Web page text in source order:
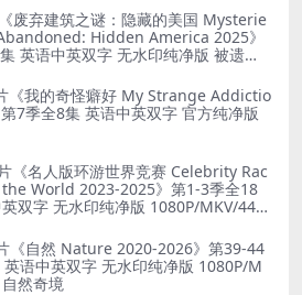
废弃建筑之谜：隐藏的美国 Mysterie
Hidden America 2025》
英语中英双字 无水印纯净版 被遗弃
《我的奇怪癖好 My Strange Addictio
7季全8集 英语中英双字 官方纯净版
《名人版环游世界竞赛 Celebrity Rac
World 2023-2025》第1-3季全18
双字 无水印纯净版 1080P/MKV/44.8
《自然 Nature 2020-2026》第39-44
语中英双字 无水印纯净版 1080P/M
然奇境